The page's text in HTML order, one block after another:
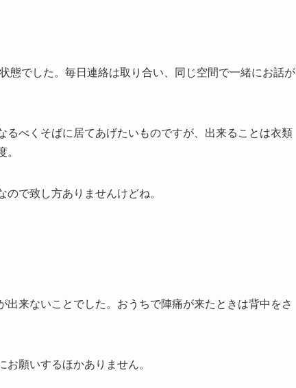
態でした。毎日連絡は取り合い、同じ空間で一緒にお話が
べくそばに居てあげたいものですが、出来ることは衣類
。
で致し方ありませんけどね。
来ないことでした。おうちで陣痛が来たときは背中をさ
願いするほかありません。